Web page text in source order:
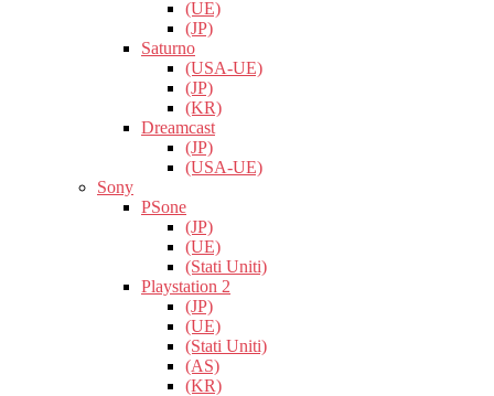
(UE)
(JP)
Saturno
(USA-UE)
(JP)
(KR)
Dreamcast
(JP)
(USA-UE)
Sony
PSone
(JP)
(UE)
(Stati Uniti)
Playstation 2
(JP)
(UE)
(Stati Uniti)
(AS)
(KR)